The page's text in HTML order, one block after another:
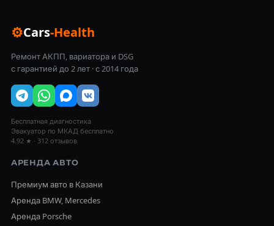
⚙Cars-Health
Ремонт АКПП, вариатора и DSG
с гарантией до 2 лет · с 2014 года
Бесплатная диагностика
Эвакуатор по МКАД бесплатно
4.92 ★ · 312 отзывов
АРЕНДА АВТО
Премиум авто в Казани
Аренда BMW, Mercedes
Аренда Porsche